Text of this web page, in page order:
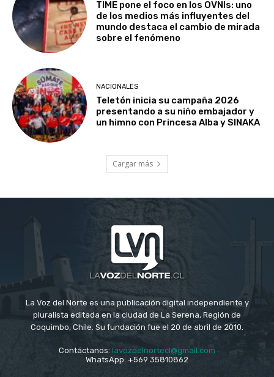
TIME pone el foco en los OVNIs: uno
de los medios más influyentes del
mundo destaca el cambio de mirada
sobre el fenómeno
NACIONALES
Teletón inicia su campaña 2026
presentando a su niño embajador y
un himno con Princesa Alba y SINAKA
Cargar más
La Voz del Norte es una publicación digital independiente y
pluralista editada en la ciudad de La Serena, Región de
Coquimbo, Chile. Su fundación fue el 20 de abril de 2010.
Contáctanos: lavozdelnortecl@gmail.com
WhatsApp: +569 35810862